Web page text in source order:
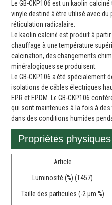
Le GB-CKP106 est un kaolin
vinyle destiné à être utilisé avec
réticulation radicalaire.
Le kaolin calciné est produit à
chauffage à une température
calcination, des changements
minéralogiques se produisent.
Le GB-CKP106 a été
isolations de câbles électriques
EPR et EPDM. Le GB-CKP106
qui sont maintenues à la fois à
dans des conditions humides
Propriétés
Article
Luminosité (%) (T457)
Taille des particules (-2 μm %)